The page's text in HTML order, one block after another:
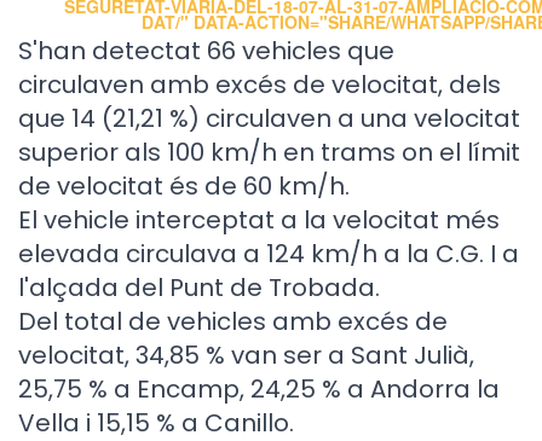
SEGURETAT-VIARIA-DEL-18-07-AL-31-07-AMPLIACIO-
DAT/" DATA-ACTION="SHARE/WHATSAPP/
S'han detectat 66 vehicles que
circulaven amb excés de velocitat, dels
que 14 (21,21 %) circulaven a una velocitat
superior als 100 km/h en trams on el límit
de velocitat és de 60 km/h.
El vehicle interceptat a la velocitat més
elevada circulava a 124 km/h a la C.G. I a
l'alçada del Punt de Trobada.
Del total de vehicles amb excés de
velocitat, 34,85 % van ser a Sant Julià,
25,75 % a Encamp, 24,25 % a Andorra la
Vella i 15,15 % a Canillo.